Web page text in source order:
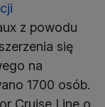
z powodu
się
na
1700 osób.
Cruise Line o